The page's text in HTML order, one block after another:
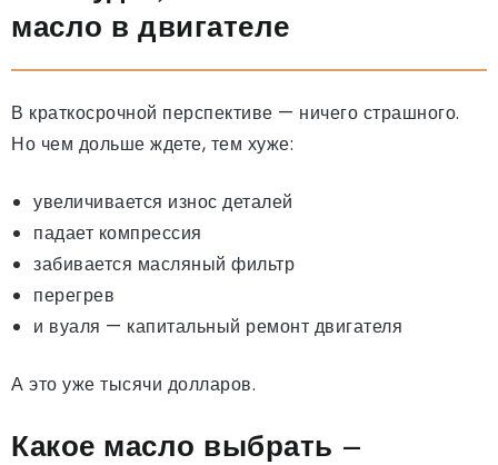
масло в двигателе
В краткосрочной перспективе — ничего страшного.
Но чем дольше ждете, тем хуже:
увеличивается износ деталей
падает компрессия
забивается масляный фильтр
перегрев
и вуаля — капитальный ремонт двигателя
А это уже тысячи долларов.
Какое масло выбрать –